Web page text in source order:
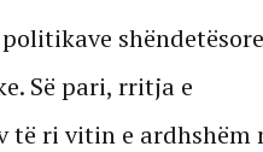
shëndetësore
Së pari, rritja e
të ri vitin e ardhshëm